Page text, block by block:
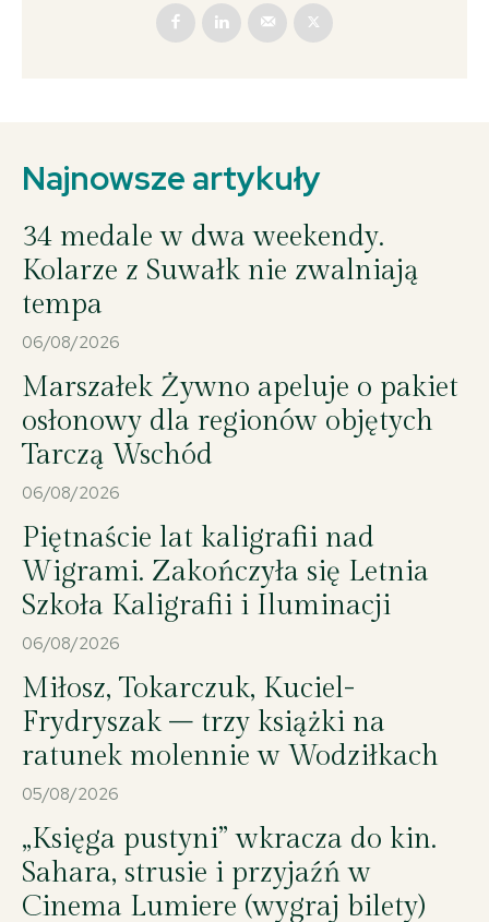
Najnowsze artykuły
34 medale w dwa weekendy.
Kolarze z Suwałk nie zwalniają
tempa
06/08/2026
Marszałek Żywno apeluje o pakiet
osłonowy dla regionów objętych
Tarczą Wschód
06/08/2026
Piętnaście lat kaligrafii nad
Wigrami. Zakończyła się Letnia
Szkoła Kaligrafii i Iluminacji
06/08/2026
Miłosz, Tokarczuk, Kuciel-
Frydryszak – trzy książki na
ratunek molennie w Wodziłkach
05/08/2026
„Księga pustyni” wkracza do kin.
Sahara, strusie i przyjaźń w
Cinema Lumiere (wygraj bilety)